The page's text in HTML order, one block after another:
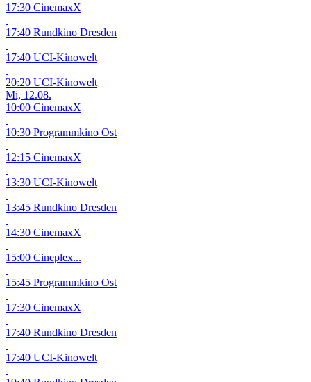
17:30 CinemaxX
17:40 Rundkino Dresden
17:40 UCI-Kinowelt
20:20 UCI-Kinowelt
Mi, 12.08.
10:00 CinemaxX
10:30 Programmkino Ost
12:15 CinemaxX
13:30 UCI-Kinowelt
13:45 Rundkino Dresden
14:30 CinemaxX
15:00 Cineplex...
15:45 Programmkino Ost
17:30 CinemaxX
17:40 Rundkino Dresden
17:40 UCI-Kinowelt